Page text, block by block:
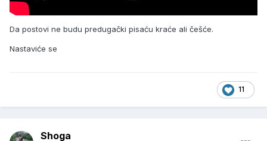
Da postovi ne budu predugački pisaću kraće ali češće.
Nastaviće se
11
Shoga